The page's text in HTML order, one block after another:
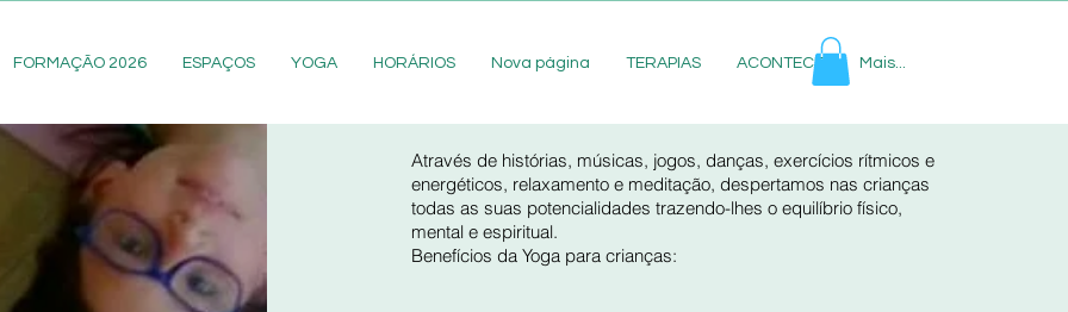
FORMAÇÃO 2026 ESPAÇOS YOGA HORÁRIOS Nova página TERAPIAS ACONTECE Mais...
Através de histórias, músicas, jogos, danças, exercícios rítmicos e
energéticos, relaxamento e meditação, despertamos nas crianças
todas as suas potencialidades trazendo-lhes o equilíbrio físico,
mental e espiritual.
Benefícios da Yoga para crianças: